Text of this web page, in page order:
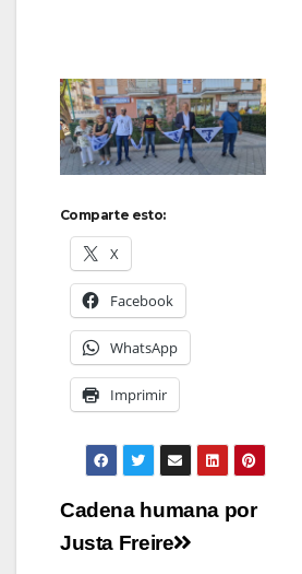
Comparte esto:
X
Facebook
WhatsApp
Imprimir
Navegación
de
Cadena humana por
Justa Freire